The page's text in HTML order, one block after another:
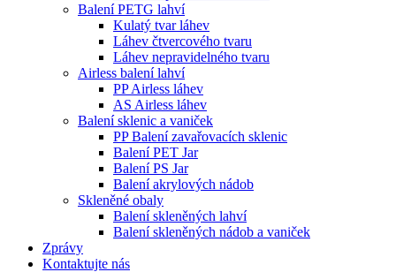
Balení PETG lahví
Kulatý tvar láhev
Láhev čtvercového tvaru
Láhev nepravidelného tvaru
Airless balení lahví
PP Airless láhev
AS Airless láhev
Balení sklenic a vaniček
PP Balení zavařovacích sklenic
Balení PET Jar
Balení PS Jar
Balení akrylových nádob
Skleněné obaly
Balení skleněných lahví
Balení skleněných nádob a vaniček
Zprávy
Kontaktujte nás